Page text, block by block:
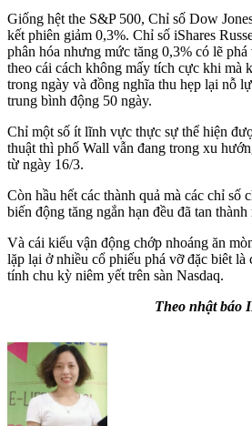
Giống hệt the S&P 500, Chỉ số Dow
kết phiên giảm 0,3%. Chỉ số iShares
phân hóa nhưng mức tăng 0,3% có lẽ
theo cái cách không mấy tích cực khi mà
trong ngày và đồng nghĩa thu hẹp lại nỗ
trung bình động 50 ngày.
Chỉ một số ít lĩnh vực thực sự thể hiện
thuật thì phố Wall vẫn đang trong xu
từ ngày 16/3.
Còn hầu hết các thành quả mà các chỉ số
biến động tăng ngắn hạn đều đã tan
Và cái kiểu vận động chớp nhoáng ăn
lặp lại ở nhiều cổ phiếu phá vỡ đặc biêt là
tính chu kỳ niêm yết trên sàn Nasdaq.
Theo nhật báo